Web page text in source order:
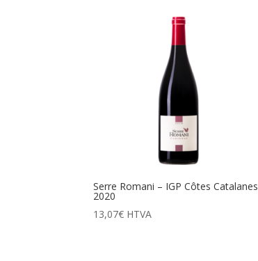
Serre Romani – IGP Côtes Catalanes
2020
13,07€ HTVA